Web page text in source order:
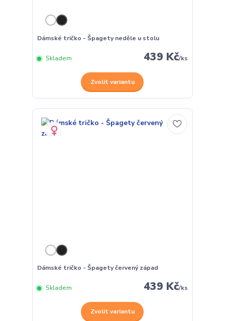
Dámské tričko - Špagety neděle u stolu
439 Kč/ks
Skladem
Zvolit variantu
Dámské tričko - Špagety červený západ
439 Kč/ks
Skladem
Zvolit variantu